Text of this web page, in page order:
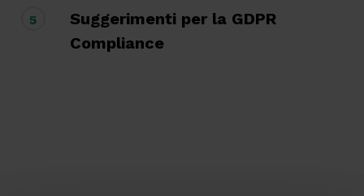
5
Suggerimenti per la GDPR
Compliance